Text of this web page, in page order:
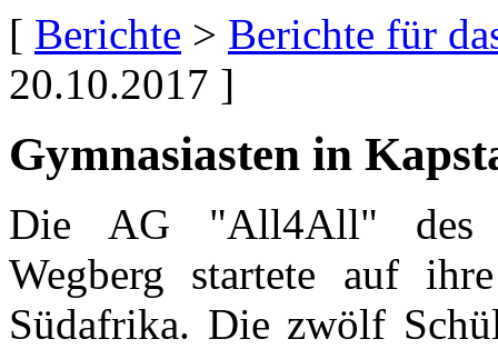
[ Berichte > Berichte für
20.10.2017 ]
Gymnasiasten in
Die AG "All4All" des
Wegberg startete auf
Südafrika. Die zwölf